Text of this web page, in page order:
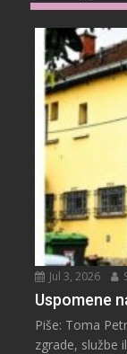
Jul 3, 2026
Uspomene
Piše: Toma
zgrade, službe